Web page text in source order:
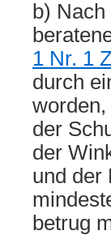
b)
1 Nr. 1
durch
der
der
und der
betrug